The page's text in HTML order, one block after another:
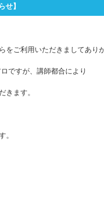
せ】
をご利用いただきましてあり
ですが、講師都合により
きます。
。